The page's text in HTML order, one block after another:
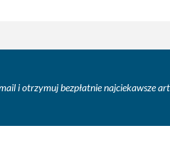
i otrzymuj bezpłatnie najciekawsze